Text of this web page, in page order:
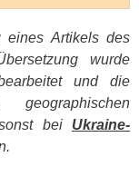
eines Artikels des
wurde
und die
bei Ukraine-